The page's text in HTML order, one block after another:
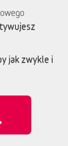
jak zwykle i